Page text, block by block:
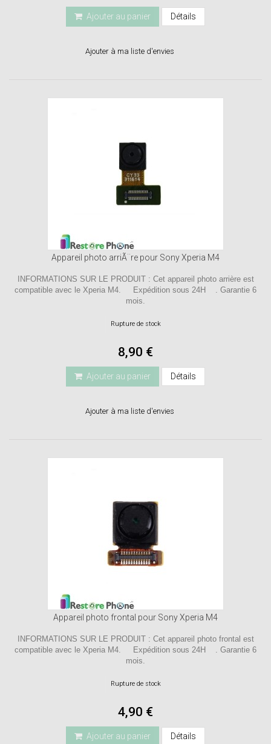
Ajouter au panier Détails
Ajouter à ma liste d'envies
Appareil photo arriÃ¨re pour Sony Xperia M4
INFORMATIONS SUR LE PRODUIT : Cet appareil photo arrière est
compatible avec le Xperia M4. Expédition sous 24H . Garantie 6
mois.
Rupture de stock
8,90 €
Ajouter au panier Détails
Ajouter à ma liste d'envies
Appareil photo frontal pour Sony Xperia M4
INFORMATIONS SUR LE PRODUIT : Cet appareil photo frontal est
compatible avec le Xperia M4. Expédition sous 24H . Garantie 6
mois.
Rupture de stock
4,90 €
Ajouter au panier Détails